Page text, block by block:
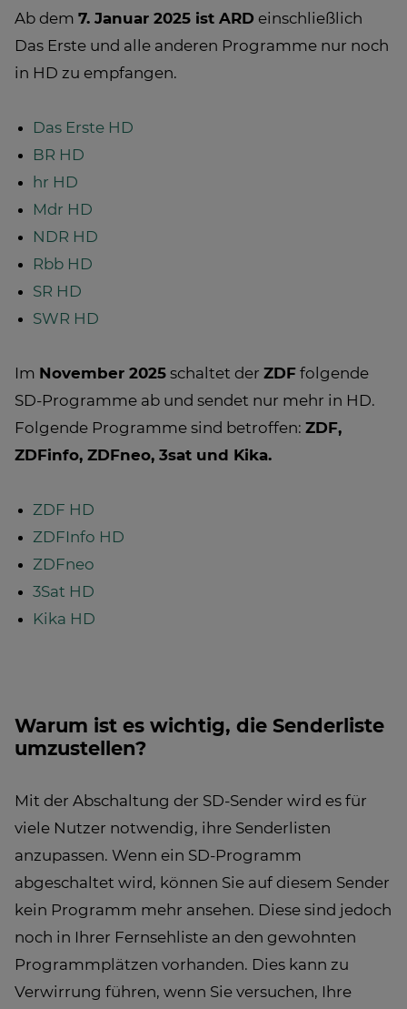
Ab dem 7. Januar 2025 ist ARD einschließlich
Das Erste und alle anderen Programme nur noch
in HD zu empfangen.
Das Erste HD
BR HD
hr HD
Mdr HD
NDR HD
Rbb HD
SR HD
SWR HD
Im November 2025 schaltet der ZDF folgende
SD-Programme ab und sendet nur mehr in HD.
Folgende Programme sind betroffen: ZDF,
ZDFinfo, ZDFneo, 3sat und Kika.
ZDF HD
ZDFInfo HD
ZDFneo
3Sat HD
Kika HD
Warum ist es wichtig, die Senderliste
umzustellen?
Mit der Abschaltung der SD-Sender wird es für
viele Nutzer notwendig, ihre Senderlisten
anzupassen. Wenn ein SD-Programm
abgeschaltet wird, können Sie auf diesem Sender
kein Programm mehr ansehen. Diese sind jedoch
noch in Ihrer Fernsehliste an den gewohnten
Programmplätzen vorhanden. Dies kann zu
Verwirrung führen, wenn Sie versuchen, Ihre